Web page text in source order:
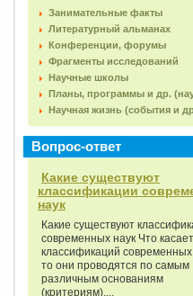
Занимательные факты
Литературный альманах
Конференции, форумы
Фрагменты исследований
Научные школы
Планы, программы и др.
Научная жизнь (события и
Вопрос-ответ
Какие существуют
классификации
наук
Какие существуют
современных наук Что
классификаций современных
то они проводятся по самым
различным основаниям
(критериям)....